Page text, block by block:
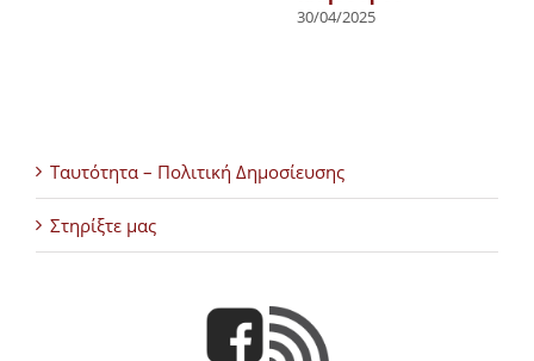
30/04/2025
Ταυτότητα – Πολιτική Δημοσίευσης
Στηρίξτε μας